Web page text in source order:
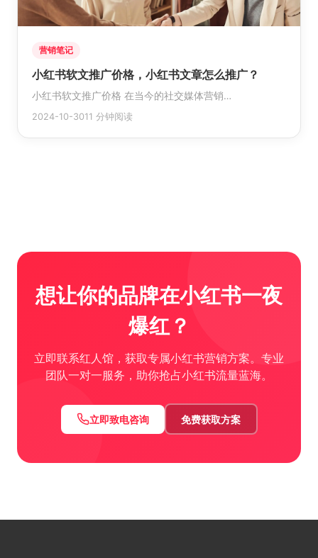
营销笔记
小红书软文推广价格，小红书文章怎么推广？
小红书软文推广价格 在当今的社交媒体营销…
2024-10-3011 分钟阅读
想让你的品牌在小红书一夜
爆红？
立即联系红人馆，获取专属小红书营销方案。专业
团队一对一服务，助你抢占小红书流量蓝海。
立即致电咨询 免费获取方案